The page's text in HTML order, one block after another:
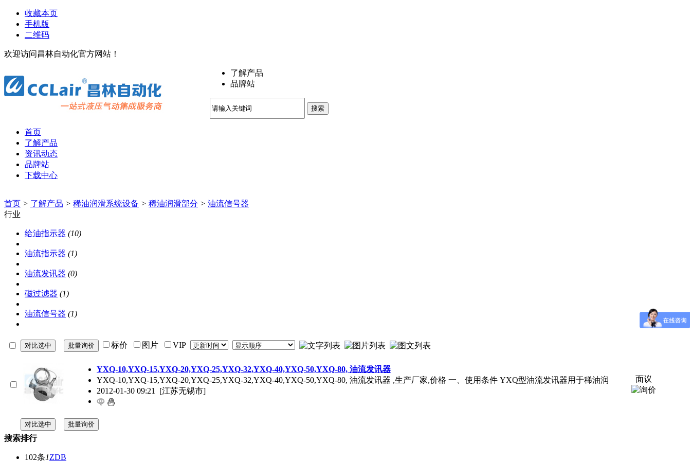
收藏本页
手机版
二维码
欢迎访问昌林自动化官方网站！
了解产品
品牌站
搜索
首页
了解产品
资讯动态
品牌站
下载中心
首页 > 了解产品 > 稀油润滑系统设备 > 稀油润滑部分 > 油流信号器
行业
给油指示器 (10)
油流指示器 (1)
油流发讯器 (0)
磁过滤器 (1)
油流信号器 (1)
标价 图片 VIP
YXQ-10,YXQ-15,YXQ-20,YXQ-25,YXQ-32,YXQ-40,YXQ-50,YXQ-80, 油流发讯器
YXQ-10,YXQ-15,YXQ-20,YXQ-25,YXQ-32,YXQ-40,YXQ-50,YXQ-80, 油流发讯器 ,生产厂家,价格 一、使用条件 YXQ型油流发讯器用于稀油润
2012-01-30 09:21 [江苏无锡市]
面议
搜索排行
102条1ZDB